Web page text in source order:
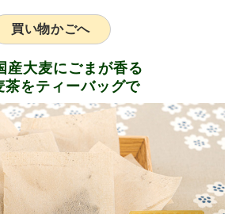
買い物かごへ
産大麦にごまが香る
茶をティーバッグで